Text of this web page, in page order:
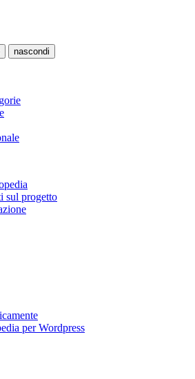
nascondi
sul progetto
per Wordpress